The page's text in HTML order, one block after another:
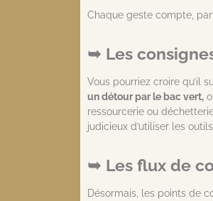
Chaque geste compte,
Les
Vous pourriez croire qu’il
un détour par le bac vert,
ressourcerie ou
judicieux d’utiliser les
Les flux de
Désormais, les points de